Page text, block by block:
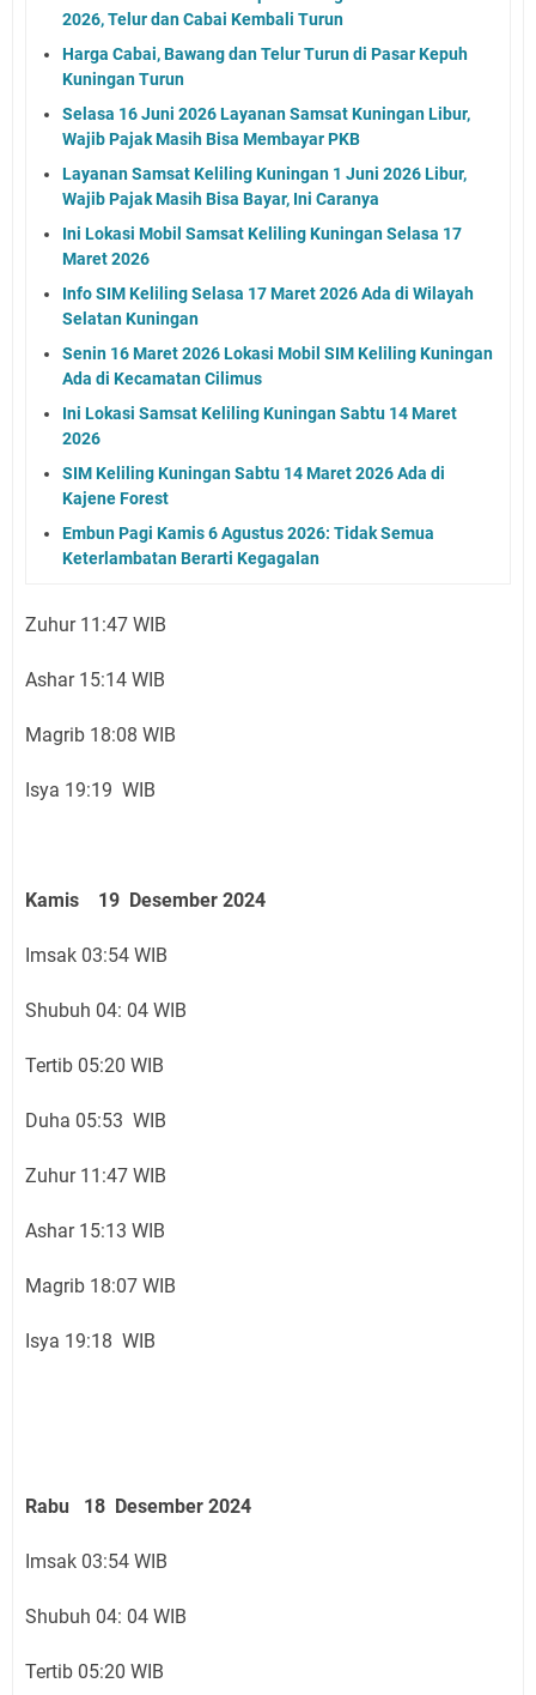
2026, Telur dan Cabai Kembali Turun
Harga Cabai, Bawang dan Telur Turun di Pasar Kepuh
Kuningan Turun
Selasa 16 Juni 2026 Layanan Samsat Kuningan Libur,
Wajib Pajak Masih Bisa Membayar PKB
Layanan Samsat Keliling Kuningan 1 Juni 2026 Libur,
Wajib Pajak Masih Bisa Bayar, Ini Caranya
Ini Lokasi Mobil Samsat Keliling Kuningan Selasa 17
Maret 2026
Info SIM Keliling Selasa 17 Maret 2026 Ada di Wilayah
Selatan Kuningan
Senin 16 Maret 2026 Lokasi Mobil SIM Keliling Kuningan
Ada di Kecamatan Cilimus
Ini Lokasi Samsat Keliling Kuningan Sabtu 14 Maret
2026
SIM Keliling Kuningan Sabtu 14 Maret 2026 Ada di
Kajene Forest
Embun Pagi Kamis 6 Agustus 2026: Tidak Semua
Keterlambatan Berarti Kegagalan
Zuhur 11:47 WIB
Ashar 15:14 WIB
Magrib 18:08 WIB
Isya 19:19 WIB
Kamis 19 Desember 2024
Imsak 03:54 WIB
Shubuh 04: 04 WIB
Tertib 05:20 WIB
Duha 05:53 WIB
Zuhur 11:47 WIB
Ashar 15:13 WIB
Magrib 18:07 WIB
Isya 19:18 WIB
Rabu 18 Desember 2024
Imsak 03:54 WIB
Shubuh 04: 04 WIB
Tertib 05:20 WIB